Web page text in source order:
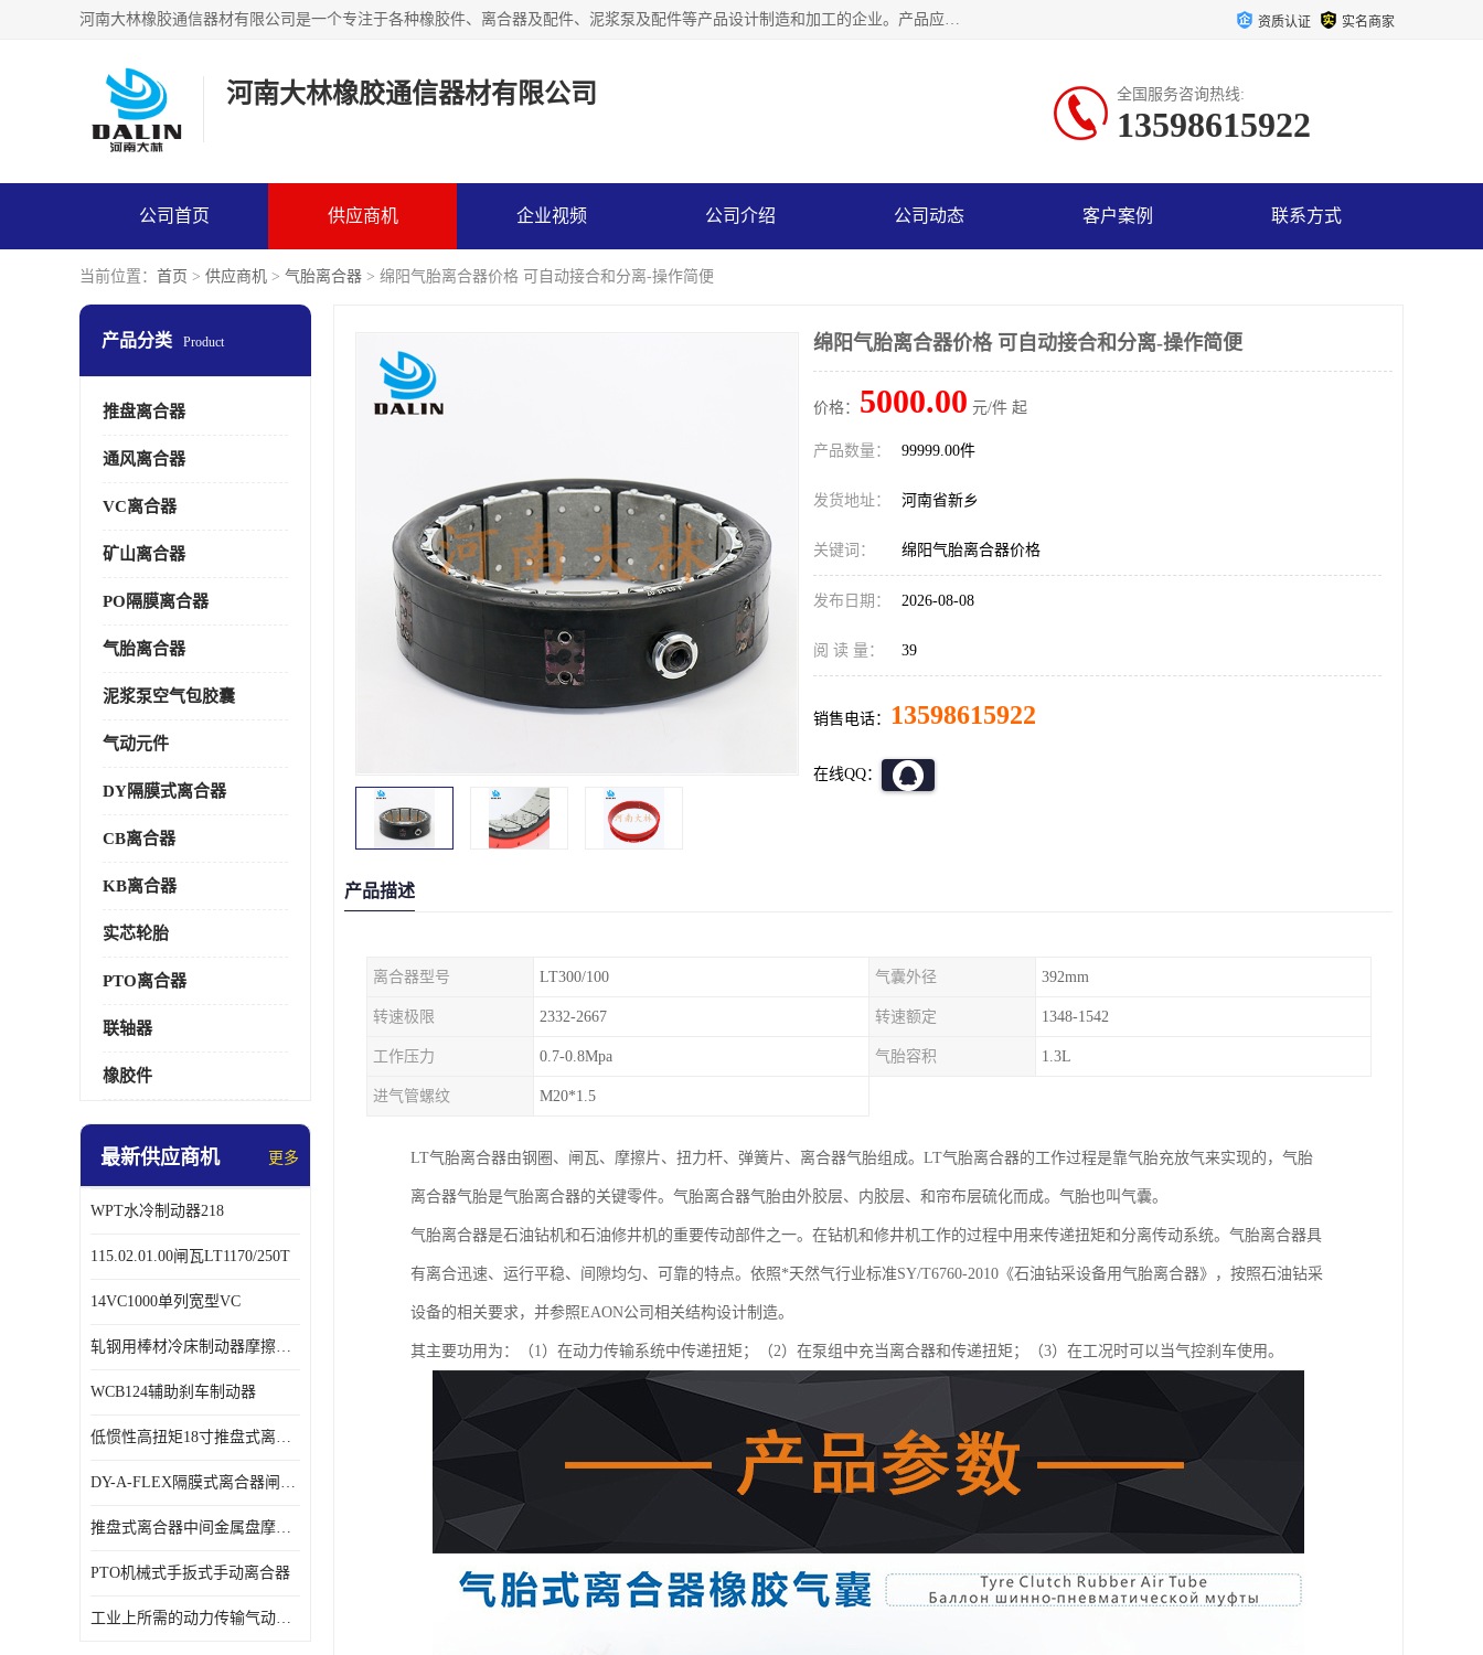
河南大林橡胶通信器材有限公司是一个专注于各种橡胶件、离合器及配件、泥浆泵及配件等产品设计制造和加工的企业。产品应用于矿山、冶金、石油、钢铁、化工、水泥、船舶、造纸、通用机械等各种大功率机械传动或制动装置。 资质认证 实名商家
河南大林橡胶通信器材有限公司 全国服务咨询热线:
13598615922
公司首页 供应商机 企业视频 公司介绍 公司动态 客户案例 联系方式
当前位置： 首页 > 供应商机 > 气胎离合器 > 绵阳气胎离合器价格 可自动接合和分离-操作简便
产品分类 Product
推盘离合器
通风离合器
VC离合器
矿山离合器
PO隔膜离合器
气胎离合器
泥浆泵空气包胶囊
气动元件
DY隔膜式离合器
CB离合器
KB离合器
实芯轮胎
PTO离合器
联轴器
橡胶件
最新供应商机 更多
WPT水冷制动器218
115.02.01.00闸瓦LT1170/250T
14VC1000单列宽型VC
轧钢用棒材冷床制动器摩擦片218
WCB124辅助刹车制动器
低惯性高扭矩18寸推盘式离合器中心盘齿盘W18-11-101
DY-A-FLEX隔膜式离合器闸瓦总成7015125A
推盘式离合器中间金属盘摩擦盘18寸
PTO机械式手扳式手动离合器
工业上所需的动力传输气动离合器WCB424
绵阳气胎离合器价格 可自动接合和分离-操作简便
价格： 5000.00 元/件 起
产品数量： 99999.00件
发货地址： 河南省新乡
关键词： 绵阳气胎离合器价格
发布日期： 2026-08-08
阅 读 量： 39
销售电话： 13598615922
在线QQ：
产品描述
离合器型号 LT300/100 气囊外径 392mm
转速极限 2332-2667 转速额定 1348-1542
工作压力 0.7-0.8Mpa 气胎容积 1.3L
进气管螺纹 M20*1.5
LT气胎离合器由钢圈、闸瓦、摩擦片、扭力杆、弹簧片、离合器气胎组成。LT气胎离合器的工作过程是靠气胎充放气来实现的，气胎
离合器气胎是气胎离合器的关键零件。气胎离合器气胎由外胶层、内胶层、和帘布层硫化而成。气胎也叫气囊。
气胎离合器是石油钻机和石油修井机的重要传动部件之一。在钻机和修井机工作的过程中用来传递扭矩和分离传动系统。气胎离合器具
有离合迅速、运行平稳、间隙均匀、可靠的特点。依照*天然气行业标准SY/T6760-2010《石油钻采设备用气胎离合器》，按照石油钻采
设备的相关要求，并参照EAON公司相关结构设计制造。
其主要功用为：（1）在动力传输系统中传递扭矩；（2）在泵组中充当离合器和传递扭矩；（3）在工况时可以当气控刹车使用。